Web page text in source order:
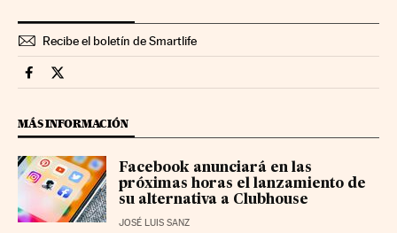
Recibe el boletín de Smartlife
Smartlife Cinco Días en Facebook
Smartlife Cinco Días en Twitter
MÁS INFORMACIÓN
Facebook anunciará en las
próximas horas el lanzamiento de
su alternativa a Clubhouse
JOSÉ LUIS SANZ